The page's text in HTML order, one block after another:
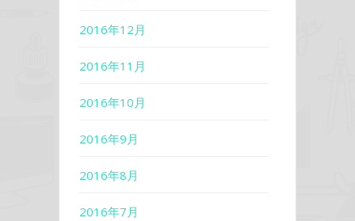
2016年12月
2016年11月
2016年10月
2016年9月
2016年8月
2016年7月